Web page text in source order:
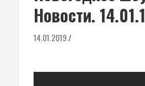
Новости.
14.01.2019